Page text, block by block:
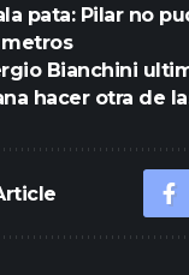
pata: Pilar no
metros
Bianchini
hacer otra de